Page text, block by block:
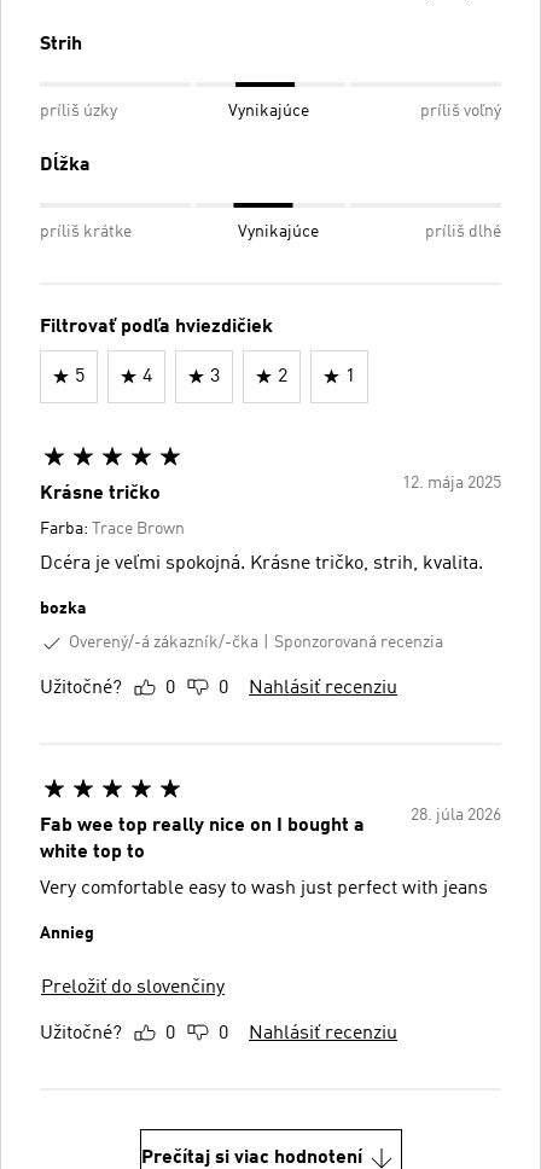
Strih
príliš úzky Vynikajúce príliš voľný
Dĺžka
príliš krátke Vynikajúce príliš dlhé
Filtrovať podľa hviezdičiek
5 4 3 2 1
12. mája 2025
Krásne tričko
Farba: Trace Brown
Dcéra je veľmi spokojná. Krásne tričko, strih, kvalita.
bozka
Overený/-á zákazník/-čka
Sponzorovaná recenzia
Užitočné? 0 0 Nahlásiť recenziu
28. júla 2026
Fab wee top really nice on I bought a
white top to
Very comfortable easy to wash just perfect with jeans
Annieg
Preložiť do slovenčiny
Užitočné? 0 0 Nahlásiť recenziu
Prečítaj si viac hodnotení